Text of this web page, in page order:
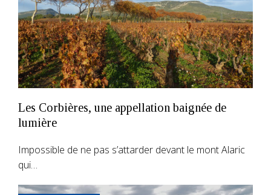
Les Corbières, une appellation baignée de
lumière
Impossible de ne pas s’attarder devant le mont Alaric
qui…